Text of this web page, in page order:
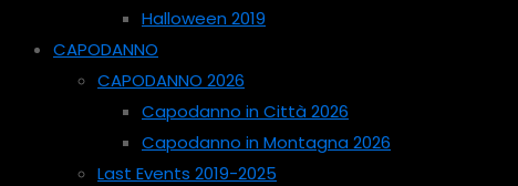
Halloween 2019
CAPODANNO
CAPODANNO 2026
Capodanno in Città 2026
Capodanno in Montagna 2026
Last Events 2019-2025